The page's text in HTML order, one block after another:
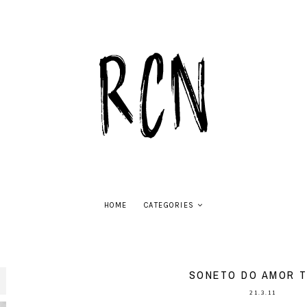
HOME CATEGORIES
SONETO DO AMOR
21.3.11